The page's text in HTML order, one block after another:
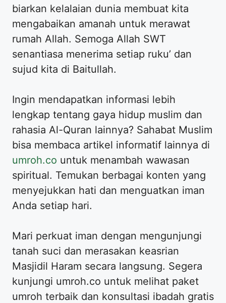
biarkan kelalaian dunia membuat kita
mengabaikan amanah untuk merawat
rumah Allah. Semoga Allah SWT
senantiasa menerima setiap ruku’ dan
sujud kita di Baitullah.
Ingin mendapatkan informasi lebih
lengkap tentang gaya hidup muslim dan
rahasia Al-Quran lainnya? Sahabat Muslim
bisa membaca artikel informatif lainnya di
umroh.co untuk menambah wawasan
spiritual. Temukan berbagai konten yang
menyejukkan hati dan menguatkan iman
Anda setiap hari.
Mari perkuat iman dengan mengunjungi
tanah suci dan merasakan keasrian
Masjidil Haram secara langsung. Segera
kunjungi umroh.co untuk melihat paket
umroh terbaik dan konsultasi ibadah gratis